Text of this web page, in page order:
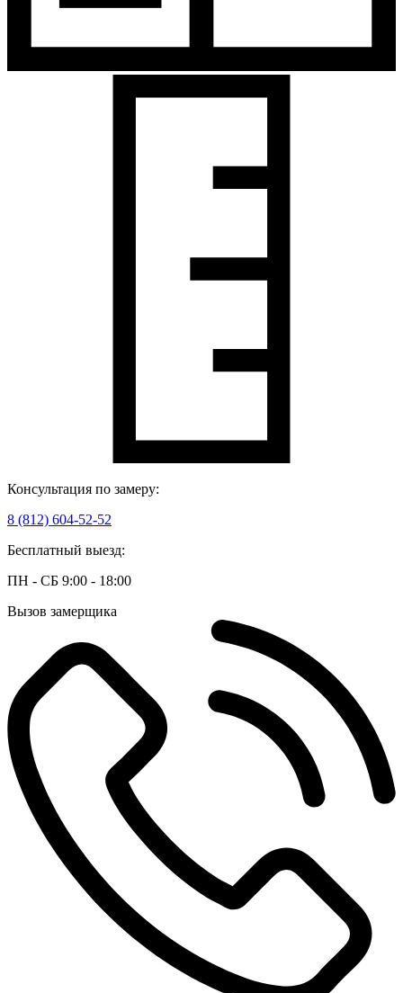
Консультация по замеру:
8 (812) 604-52-52
Бесплатный выезд:
ПН - СБ 9:00 - 18:00
Вызов замерщика